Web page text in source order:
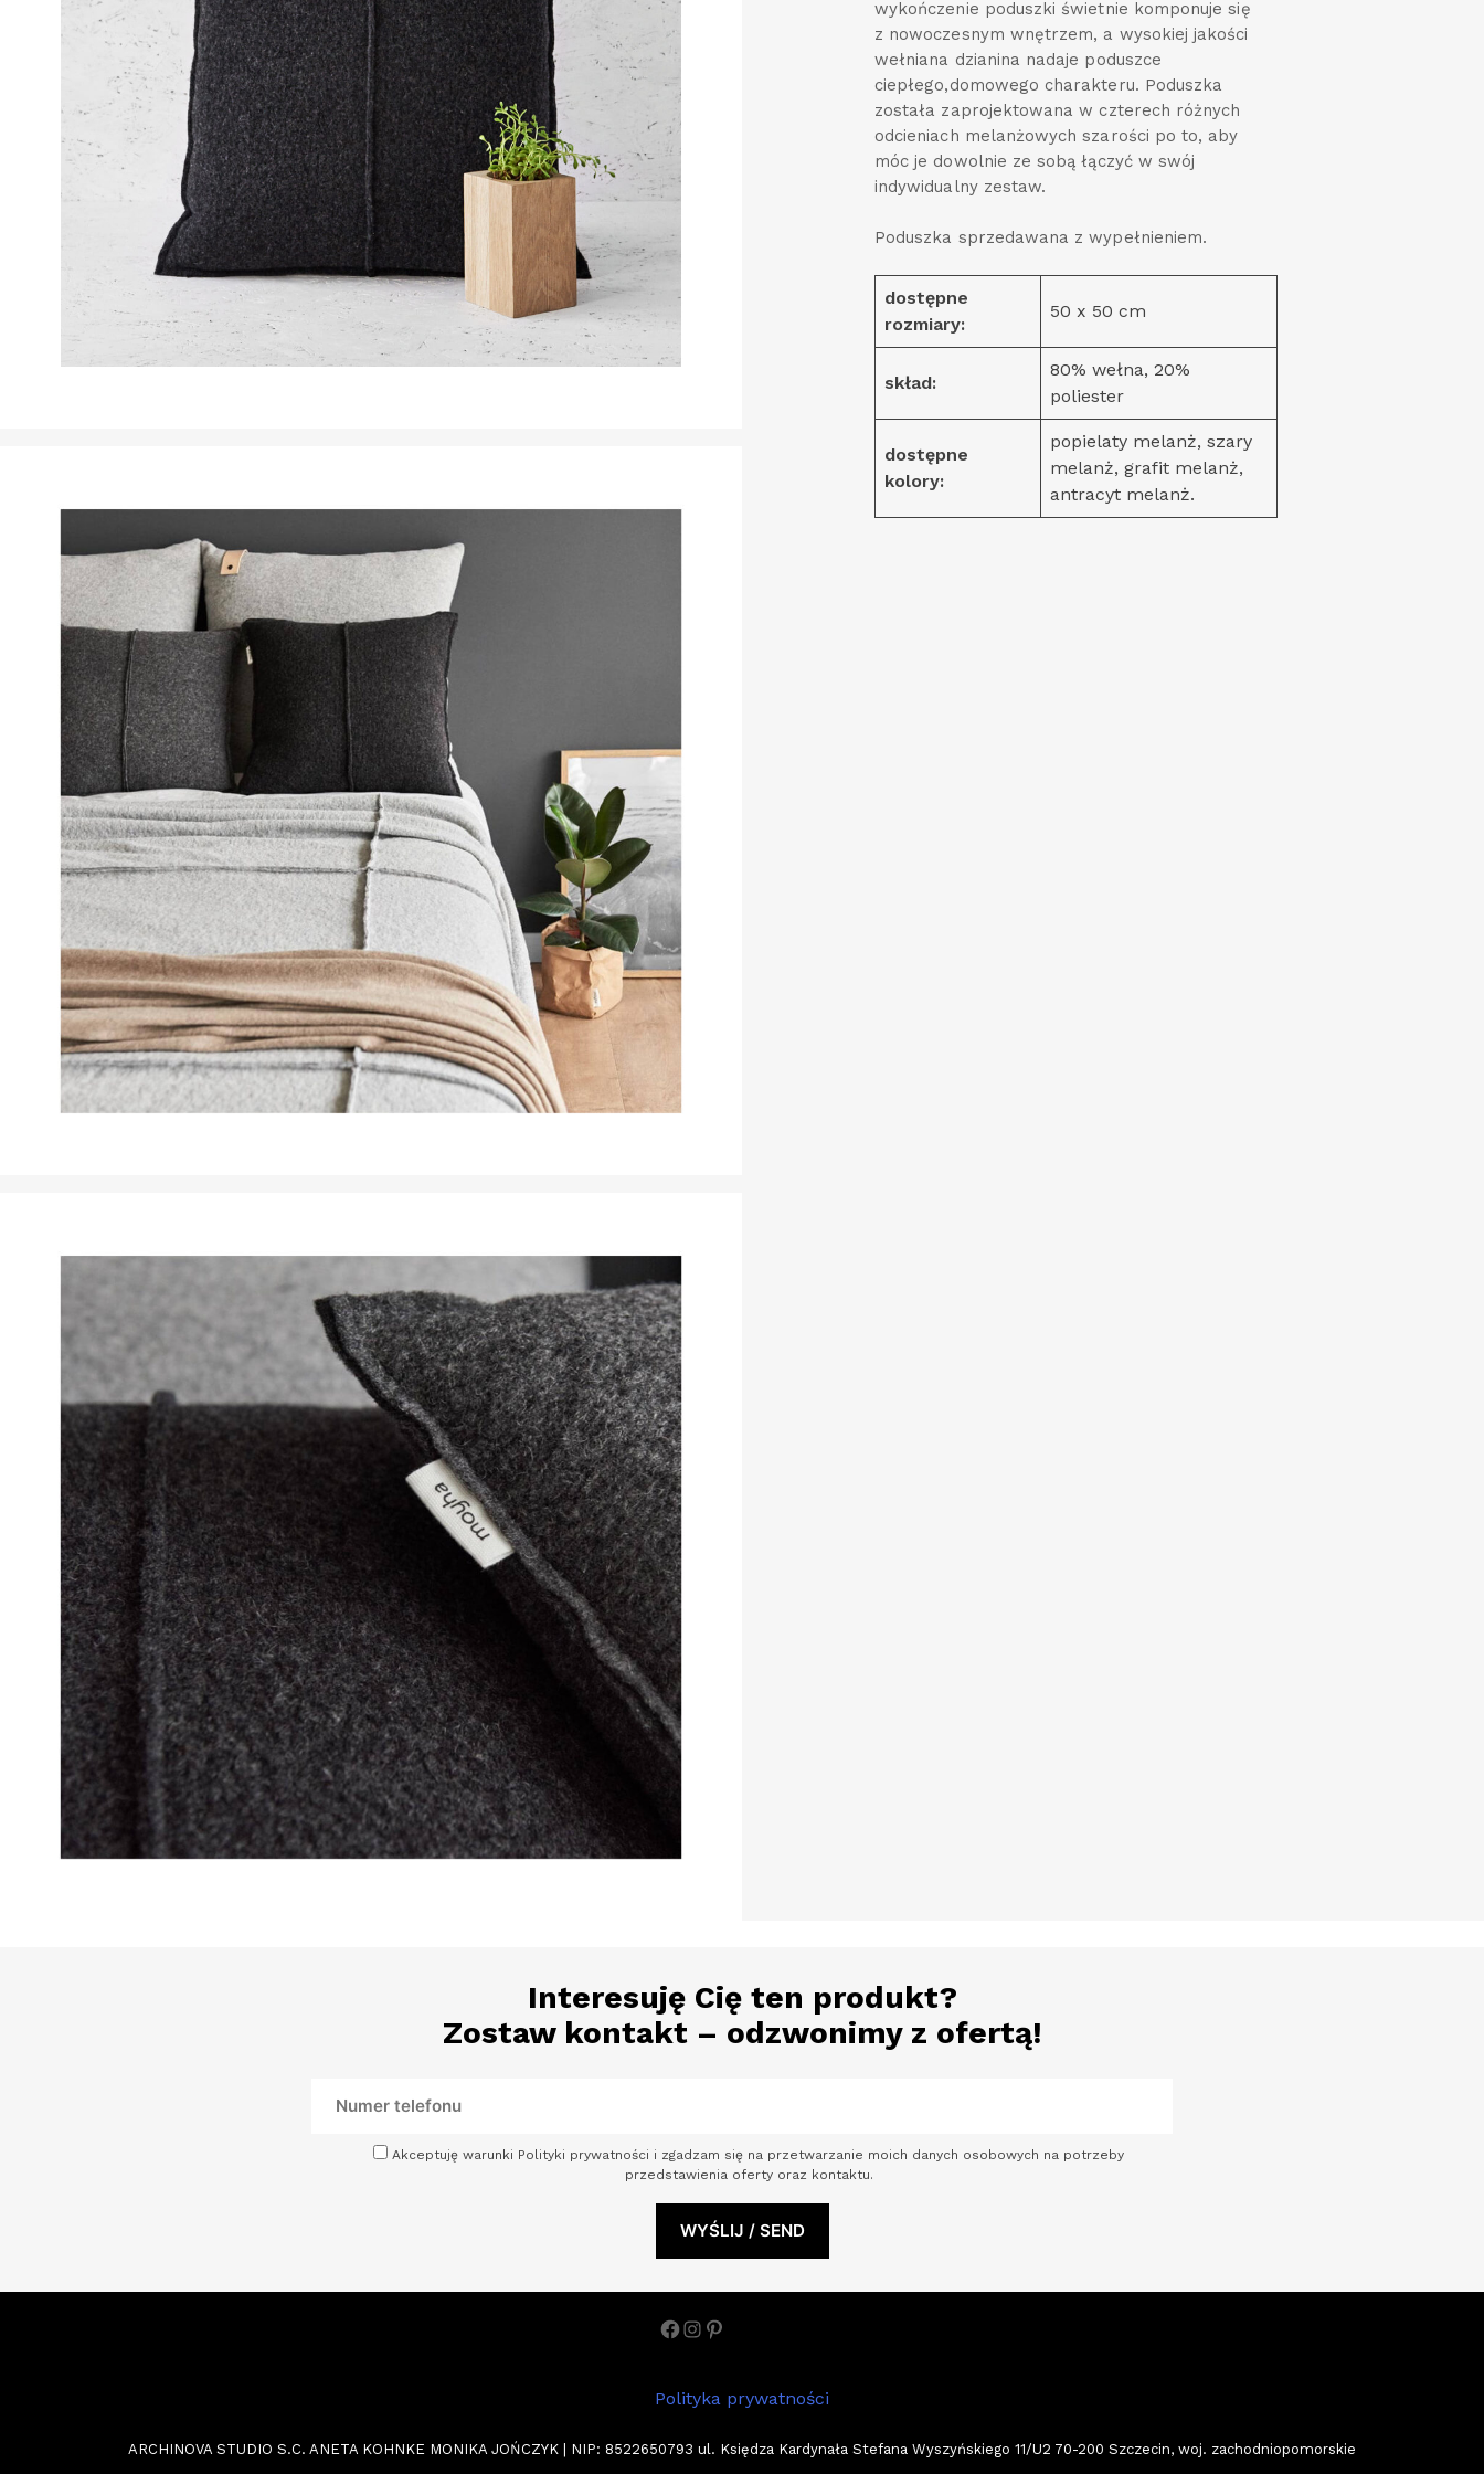
wykończenie poduszki świetnie komponuje się
z nowoczesnym wnętrzem, a wysokiej jakości
wełniana dzianina nadaje poduszce
ciepłego,domowego charakteru. Poduszka
została zaprojektowana w czterech różnych
odcieniach melanżowych szarości po to, aby
móc je dowolnie ze sobą łączyć w swój
indywidualny zestaw.
Poduszka sprzedawana z wypełnieniem.
dostępne
rozmiary:
50 x 50 cm
skład:
80% wełna, 20%
poliester
dostępne
kolory:
popielaty melanż, szary
melanż, grafit melanż,
antracyt melanż.
Interesuję Cię ten produkt?
Zostaw kontakt – odzwonimy z ofertą!
Akceptuję warunki Polityki prywatności i zgadzam się na przetwarzanie moich danych osobowych na potrzeby
przedstawienia oferty oraz kontaktu.
Facebook Instagram Pinterest
Polityka prywatności
ARCHINOVA STUDIO S.C. ANETA KOHNKE MONIKA JOŃCZYK | NIP: 8522650793 ul. Księdza Kardynała Stefana Wyszyńskiego 11/U2 70-200 Szczecin, woj. zachodniopomorskie